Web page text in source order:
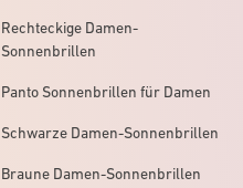
Rechteckige Damen-
Sonnenbrillen
Panto Sonnenbrillen für Damen
Schwarze Damen-Sonnenbrillen
Braune Damen-Sonnenbrillen